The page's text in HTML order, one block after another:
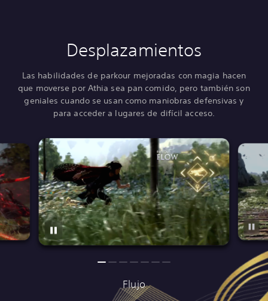
Desplazamientos
Las habilidades de parkour mejoradas con magia hacen
que moverse por Athia sea pan comido, pero también son
geniales cuando se usan como maniobras defensivas y
para acceder a lugares de difícil acceso.
Flujo